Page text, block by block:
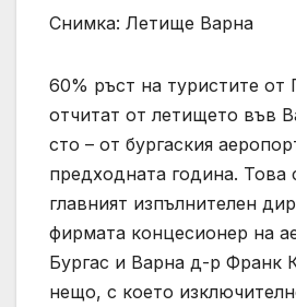
Снимка: Летище Варна
60% ръст на туристите от
отчитат от летището във
сто – от бургаския
предходната година. Това
главният изпълнителен
фирмата концесионер на
Бургас и Варна д-р Франк
нещо, с което